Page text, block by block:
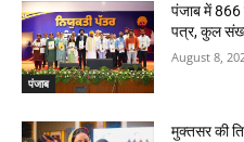
पंजाब
पंजाब में 866
पत्र, कुल
August 8,
मुक्तसर की